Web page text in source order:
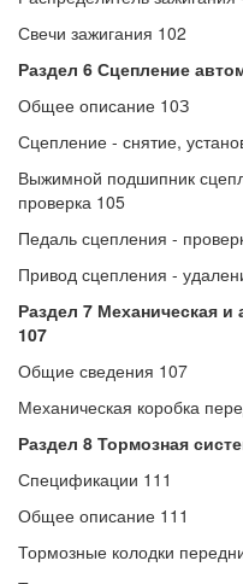
Свечи зажигания 102
Раздел 6 Сцепление
Общее описание 10З
Сцепление - снятие,
Выжимной подшипник
проверка 105
Педаль сцепления -
Привод сцепления -
Раздел 7 Механическая и
107
Общие сведения 107
Механическая коробка
Раздел 8 Тормозная
Спецификации 111
Общее описание 111
Тормозные колодки